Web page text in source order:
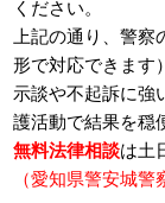
ください。
上記の通り、警
形で対応できます
示談や不起訴に強
護活動で結果を穏
無料法律相談は土
（愛知県警安城